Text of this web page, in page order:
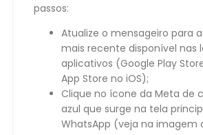
passos:
Atualize o mensageiro para
mais recente disponível nas
aplicativos (Google Play
App Store no iOS);
Clique no ícone da Meta de
azul que surge na tela
WhatsApp (veja na imagem